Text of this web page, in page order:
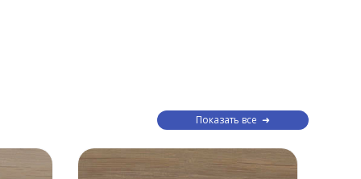
Показать все